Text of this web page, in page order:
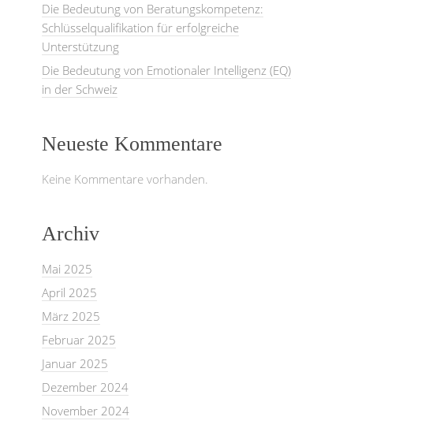
Die Bedeutung von Beratungskompetenz:
Schlüsselqualifikation für erfolgreiche
Unterstützung
Die Bedeutung von Emotionaler Intelligenz (EQ)
in der Schweiz
Neueste Kommentare
Keine Kommentare vorhanden.
Archiv
Mai 2025
April 2025
März 2025
Februar 2025
Januar 2025
Dezember 2024
November 2024